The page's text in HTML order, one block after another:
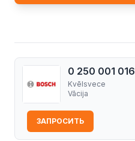
0 250 001 016
Kvēlsvece
Vācija
ЗАПРОСИТЬ